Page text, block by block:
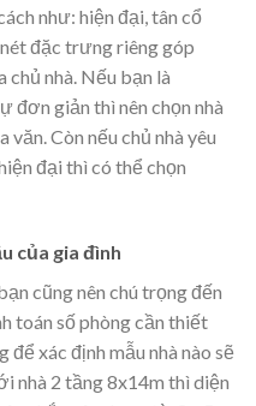
như: hiện đại, tân cổ
đặc trưng riêng góp
nhà. Nếu bạn là
đơn giản thì nên chọn nhà
Còn nếu chủ nhà yêu
đại thì có thể chọn
của gia đình
cũng nên chú trọng đến
toán số phòng cần thiết
xác định mẫu nhà nào sẽ
nhà 2 tầng 8x14m thì diện